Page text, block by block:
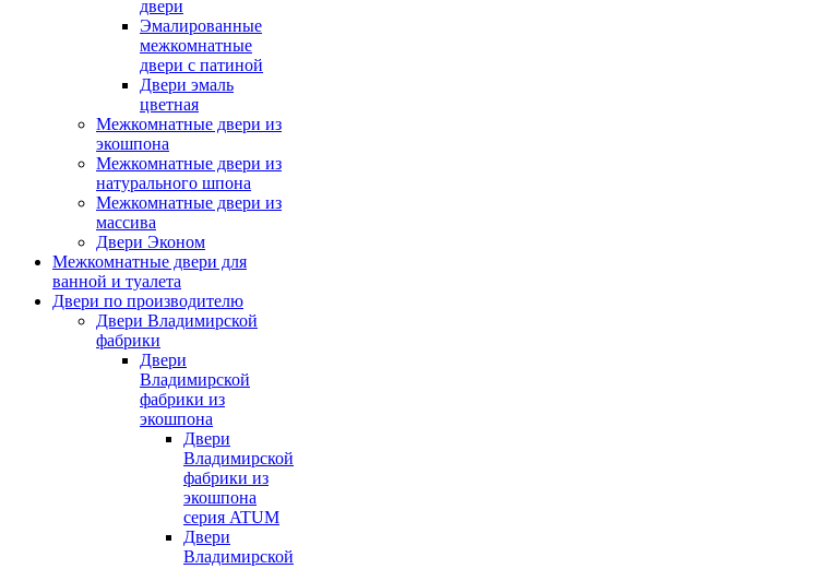
двери
Эмалированные
межкомнатные
двери c патиной
Двери эмаль
цветная
Межкомнатные двери из
экошпона
Межкомнатные двери из
натурального шпона
Межкомнатные двери из
массива
Двери Эконом
Межкомнатные двери для
ванной и туалета
Двери по производителю
Двери Владимирской
фабрики
Двери
Владимирской
фабрики из
экошпона
Двери
Владимирской
фабрики из
экошпона
серия ATUM
Двери
Владимирской